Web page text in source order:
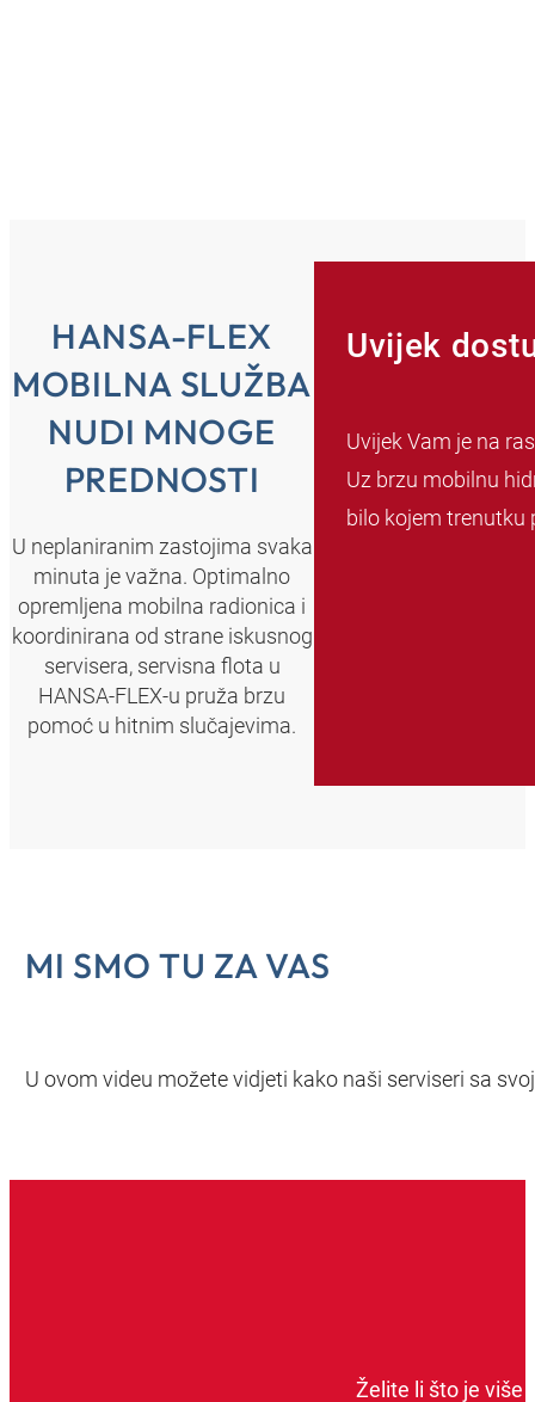
HANSA-FLEX
MOBILNA SLUŽBA
NUDI MNOGE
PREDNOSTI
U neplaniranim zastojima svaka
minuta je važna. Optimalno
opremljena mobilna radionica i
koordinirana od strane iskusnog
servisera, servisna flota u
HANSA‑FLEX-u pruža brzu
pomoć u hitnim slučajevima.
Uvijek
Uvijek Vam je na
Uz brzu mobilnu
bilo kojem trenutku
MI SMO TU ZA VAS
U ovom videu možete vidjeti kako naši serviseri sa
Želite li što je više